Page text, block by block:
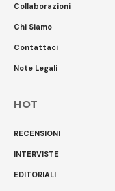
Collaborazioni
Chi Siamo
Contattaci
Note Legali
HOT
RECENSIONI
INTERVISTE
EDITORIALI